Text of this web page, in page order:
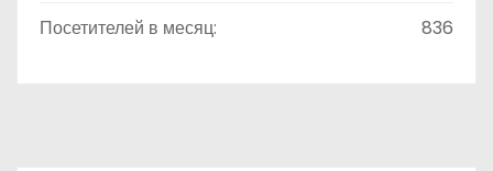
836
Посетителей в месяц: